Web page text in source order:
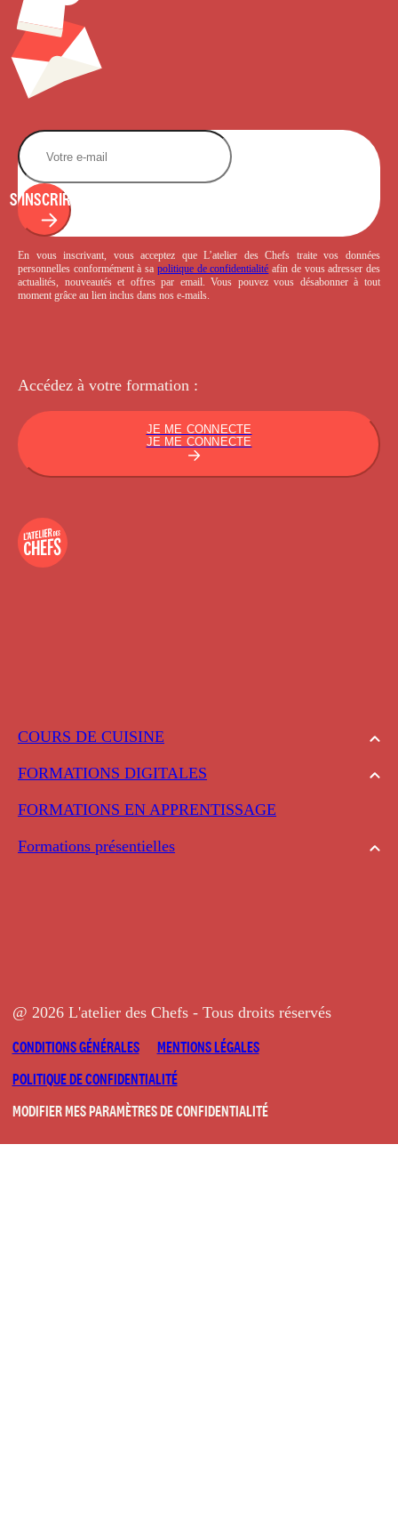
COURS DE CUISINE
FORMATIONS DIGITALES
FORMATIONS EN APPRENTISSAGE
Formations présentielles
S'INSCRIRE
En vous inscrivant, vous acceptez que L’atelier des Chefs traite vos données
personnelles conformément à sa politique de confidentialité afin de vous adresser des
actualités, nouveautés et offres par email. Vous pouvez vous désabonner à tout
moment grâce au lien inclus dans nos e-mails.
Accédez à votre formation :
JE ME CONNECTE
JE ME CONNECTE
@ 2026 L'atelier des Chefs - Tous droits réservés
CONDITIONS GÉNÉRALES
MENTIONS LÉGALES
POLITIQUE DE CONFIDENTIALITÉ
MODIFIER MES PARAMÈTRES DE CONFIDENTIALITÉ